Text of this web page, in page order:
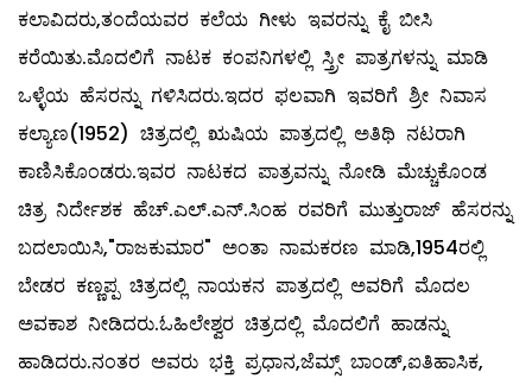
ಕಲಾವಿದರು,ತಂದೆಯವರ ಕಲೆಯ ಗೀಳು ಇವರನ್ನು ಕೈ ಬೀಸಿ
ಕರೆಯಿತು.ಮೊದಲಿಗೆ ನಾಟಕ ಕಂಪನಿಗಳಲ್ಲಿ ಸ್ತ್ರೀ ಪಾತ್ರಗಳನ್ನು ಮಾಡಿ
ಒಳ್ಳೆಯ ಹೆಸರನ್ನು ಗಳಿಸಿದರು.ಇದರ ಫಲವಾಗಿ ಇವರಿಗೆ ಶ್ರೀ ನಿವಾಸ
ಕಲ್ಯಾಣ(1952) ಚಿತ್ರದಲ್ಲಿ ಋಷಿಯ ಪಾತ್ರದಲ್ಲಿ ಅತಿಥಿ ನಟರಾಗಿ
ಕಾಣಿಸಿಕೊಂಡರು.ಇವರ ನಾಟಕದ ಪಾತ್ರವನ್ನು ನೋಡಿ ಮೆಚ್ಚುಕೊಂಡ
ಚಿತ್ರ ನಿರ್ದೇಶಕ ಹೆಚ್.ಎಲ್.ಎನ್.ಸಿಂಹ ರವರಿಗೆ ಮುತ್ತುರಾಜ್ ಹೆಸರನ್ನು
ಬದಲಾಯಿಸಿ,"ರಾಜಕುಮಾರ" ಅಂತಾ ನಾಮಕರಣ ಮಾಡಿ,1954ರಲ್ಲಿ
ಬೇಡರ ಕಣ್ಣಪ್ಪ ಚಿತ್ರದಲ್ಲಿ ನಾಯಕನ ಪಾತ್ರದಲ್ಲಿ ಅವರಿಗೆ ಮೊದಲ
ಅವಕಾಶ ನೀಡಿದರು.ಓಹಿಲೇಶ್ವರ ಚಿತ್ರದಲ್ಲಿ ಮೊದಲಿಗೆ ಹಾಡನ್ನು
ಹಾಡಿದರು.ನಂತರ ಅವರು ಭಕ್ತಿ ಪ್ರಧಾನ,ಜೆಮ್ಸ್ ಬಾಂಡ್,ಐತಿಹಾಸಿಕ,